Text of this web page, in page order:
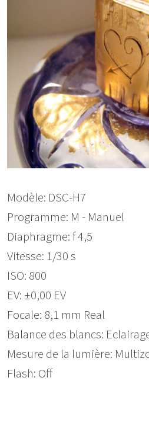
Modèle: DSC-H7
Programme: M - Manuel
Diaphragme: f 4,5
Vitesse: 1/30 s
ISO: 800
EV: ±0,00 EV
Focale: 8,1 mm Real
Balance des blancs:
Mesure de la lumière:
Flash: Off